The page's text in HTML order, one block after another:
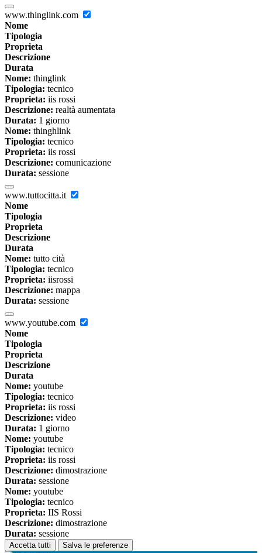
www.thinglink.com
Nome
Tipologia
Proprieta
Descrizione
Durata
Nome: thinglink
Tipologia: tecnico
Proprieta: iis rossi
Descrizione: realtà aumentata
Durata: 1 giorno
Nome: thinghlink
Tipologia: tecnico
Proprieta: iis rossi
Descrizione: comunicazione
Durata: sessione
www.tuttocitta.it
Nome
Tipologia
Proprieta
Descrizione
Durata
Nome: tutto cità
Tipologia: tecnico
Proprieta: iisrossi
Descrizione: mappa
Durata: sessione
www.youtube.com
Nome
Tipologia
Proprieta
Descrizione
Durata
Nome: youtube
Tipologia: tecnico
Proprieta: iis rossi
Descrizione: video
Durata: 1 giorno
Nome: youtube
Tipologia: tecnico
Proprieta: iis rossi
Descrizione: dimostrazione
Durata: sessione
Nome: youtube
Tipologia: tecnico
Proprieta: IIS Rossi
Descrizione: dimostrazione
Durata: sessione
Accetta tutti Salva le preferenze